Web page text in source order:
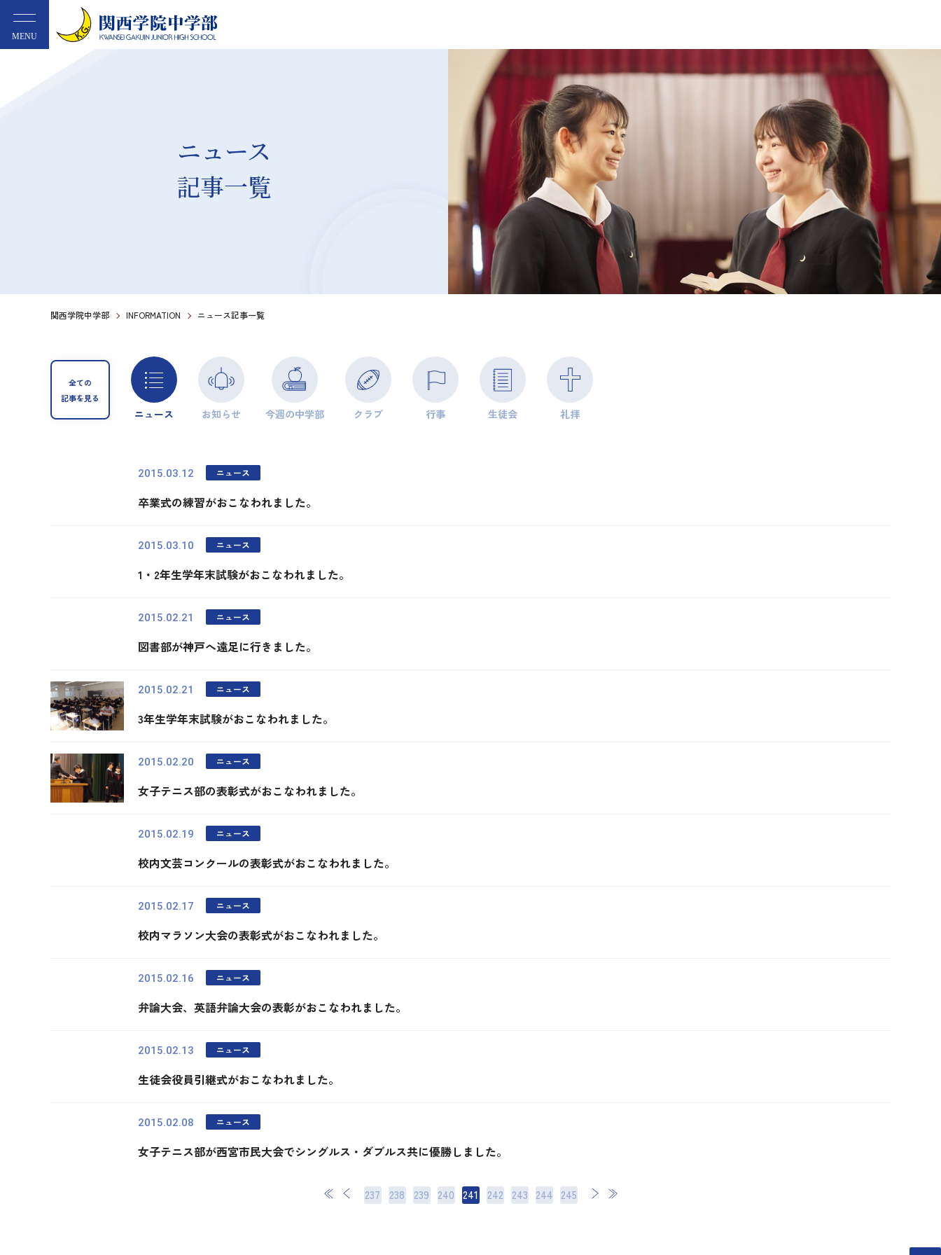
MENU
ニュース
記事一覧
関西学院中学部 INFORMATION ニュース記事一覧
全ての
記事を見る
ニュース お知らせ 今週の中学部 クラブ 行事 生徒会 礼拝
2015.03.12 ニュース
卒業式の練習がおこなわれました。
2015.03.10 ニュース
1・2年生学年末試験がおこなわれました。
2015.02.21 ニュース
図書部が神戸へ遠足に行きました。
2015.02.21 ニュース
3年生学年末試験がおこなわれました。
2015.02.20 ニュース
女子テニス部の表彰式がおこなわれました。
2015.02.19 ニュース
校内文芸コンクールの表彰式がおこなわれました。
2015.02.17 ニュース
校内マラソン大会の表彰式がおこなわれました。
2015.02.16 ニュース
弁論大会、英語弁論大会の表彰がおこなわれました。
2015.02.13 ニュース
生徒会役員引継式がおこなわれました。
2015.02.08 ニュース
女子テニス部が西宮市民大会でシングルス・ダブルス共に優勝しました。
237 238 239 240 241 242 243 244 245
次 最後